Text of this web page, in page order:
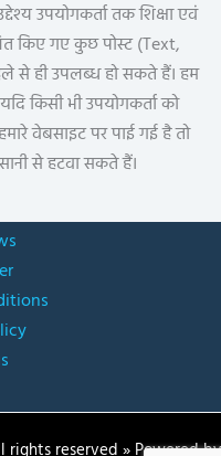
उपयोगकर्ता तक शिक्षा एवं
किए गए कुछ पोस्ट (Text,
से ही उपलब्ध हो सकते हैं। हम
किसी भी उपयोगकर्ता को
वेबसाइट पर पाई गई है तो
से हटवा सकते हैं।